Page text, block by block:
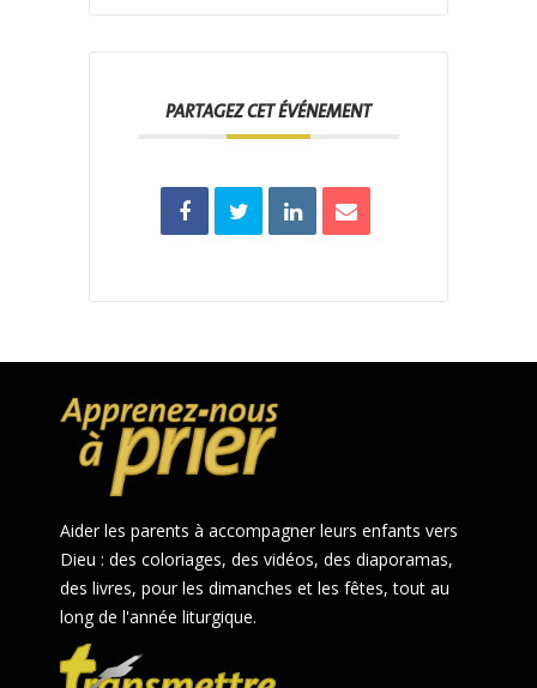
PARTAGEZ CET ÉVÉNEMENT
Aider les parents à accompagner leurs enfants vers
Dieu : des coloriages, des vidéos, des diaporamas,
des livres, pour les dimanches et les fêtes, tout au
long de l'année liturgique.